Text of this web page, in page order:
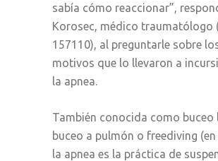
sabía cómo reaccionar”,
Korosec, médico traumatólogo
157110), al preguntarle sobre
motivos que lo llevaron a
la apnea.
También conocida como buceo
buceo a pulmón o freediving (en
la apnea es la práctica de